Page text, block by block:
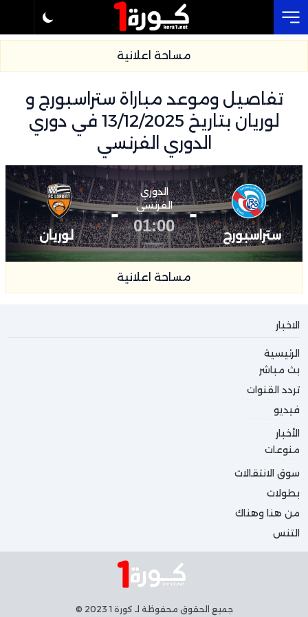
مساحة اعلانية
تفاصيل وموعد مباراة ستراسبورج و
لوريان بتاريخ 13/12/2025 في دوري
الدوري الفرنسي
ستراسبورج
-
الدوري
الفرنسي
01:00
-
لوريان
مساحة اعلانية
الاخبار
الرئيسية
بث مباشر
تردد القنوات
فيديو
الأخبار
منوعات
سوق الانتقالات
بطولات
من هنا وهناك
التنس
جميع الحقوق محفوظة لـ كورة 1 2023 ©